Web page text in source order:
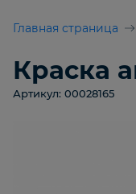
Главная страница
Краска
Артикул: 00028165